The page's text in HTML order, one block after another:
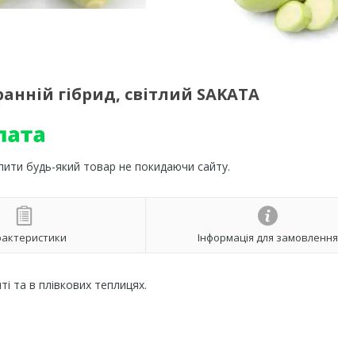
гібрид, світлий SAKATA
будь-який товар не покидаючи сайту.
Інформація для замовлення
та в плівкових теплицях.